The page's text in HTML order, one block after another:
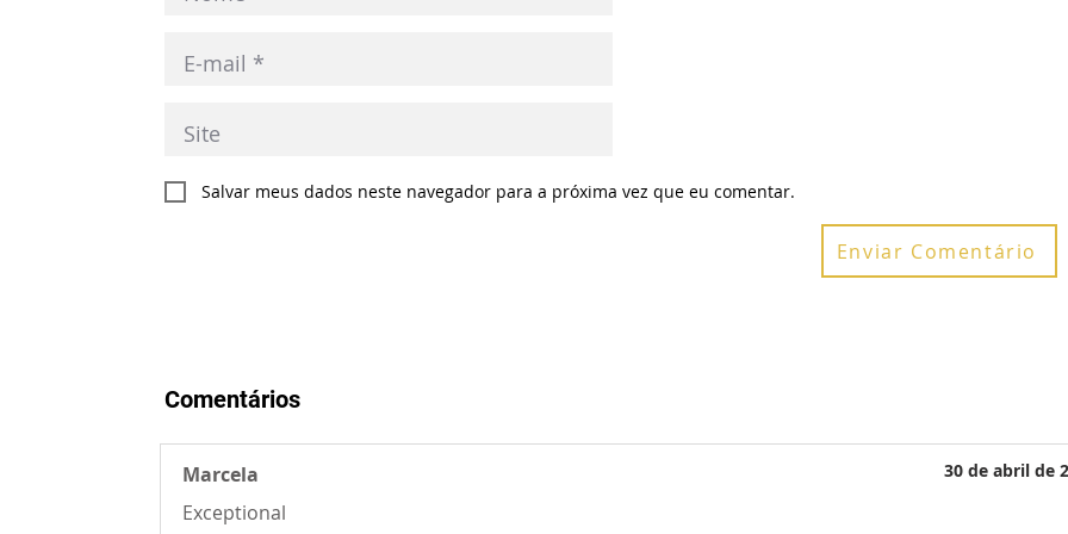
Salvar meus dados neste navegador para a próxima vez que eu comentar.
Enviar Comentário
Comentários
Marcela 30 de abril de
Exceptional